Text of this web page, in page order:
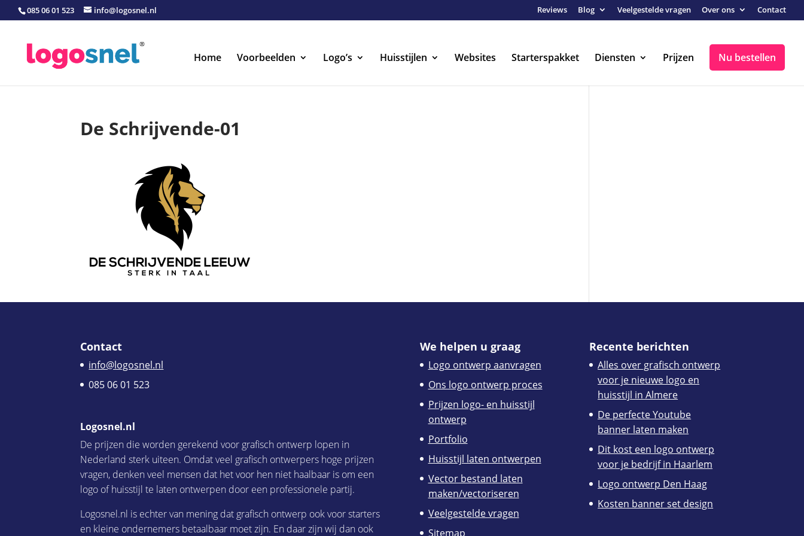
085 06 01 523 info@logosnel.nl Reviews Blog Veelgestelde vragen Over ons Contact
Home Voorbeelden Logo’s Huisstijlen Websites Starterspakket Diensten Prijzen Nu bestellen
De Schrijvende-01
Contact
info@logosnel.nl
085 06 01 523
Logosnel.nl
De prijzen die worden gerekend voor grafisch ontwerp lopen in
Nederland sterk uiteen. Omdat veel grafisch ontwerpers hoge prijzen
vragen, denken veel mensen dat het voor hen niet haalbaar is om een
logo of huisstijl te laten ontwerpen door een professionele partij.
Logosnel.nl is echter van mening dat grafisch ontwerp ook voor starters
en kleine ondernemers betaalbaar moet zijn. En daar zijn wij dan ook
We helpen u graag
Logo ontwerp aanvragen
Ons logo ontwerp proces
Prijzen logo- en huisstijl
ontwerp
Portfolio
Huisstijl laten ontwerpen
Vector bestand laten
maken/vectoriseren
Veelgestelde vragen
Sitemap
Recente berichten
Alles over grafisch ontwerp
voor je nieuwe logo en
huisstijl in Almere
De perfecte Youtube
banner laten maken
Dit kost een logo ontwerp
voor je bedrijf in Haarlem
Logo ontwerp Den Haag
Kosten banner set design